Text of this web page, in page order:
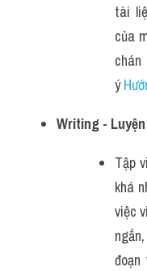
tài
của
chán
ý
Writing -
Tập
khá
việc